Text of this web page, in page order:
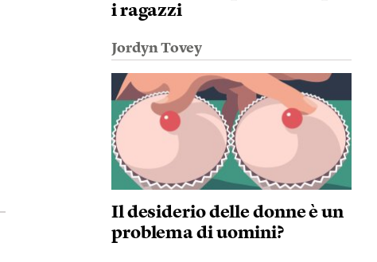
i ragazzi
Jordyn Tovey
Il desiderio delle donne è un
problema di uomini?